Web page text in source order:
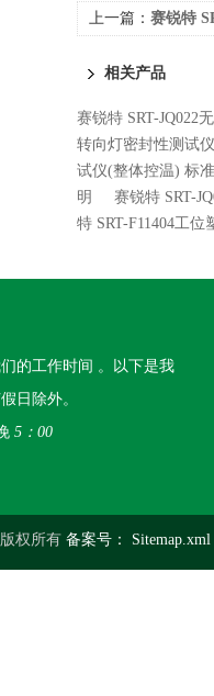
上一篇： 赛锐特
相关产品
赛锐特 SRT-JQ022
转向灯密封性测试
试仪(整体控温) 标准
明
赛锐特 SRT-
特 SRT-F11404工
的工作时间 。以下是我
日除外。
5：00
权所有 备案号： Sitemap.xml